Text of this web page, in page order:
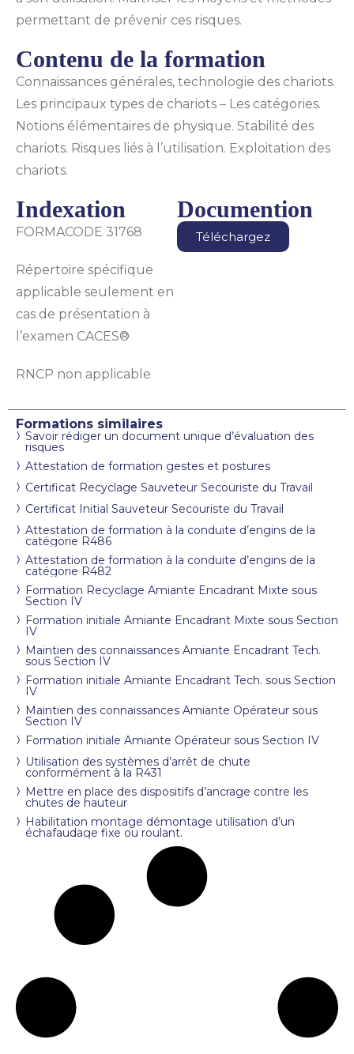
permettant de prévenir ces risques.
Contenu de la formation
Connaissances générales, technologie des chariots.
Les principaux types de chariots – Les catégories.
Notions élémentaires de physique. Stabilité des
chariots. Risques liés à l’utilisation. Exploitation des
chariots.
Indexation
FORMACODE 31768
Répertoire spécifique
applicable seulement en
cas de présentation à
l’examen CACES®
RNCP non applicable
Documention
Téléchargez
Formations similaires
Savoir rédiger un document unique d’évaluation des
risques
Attestation de formation gestes et postures
Certificat Recyclage Sauveteur Secouriste du Travail
Certificat Initial Sauveteur Secouriste du Travail
Attestation de formation à la conduite d’engins de la
catégorie R486
Attestation de formation à la conduite d’engins de la
catégorie R482
Formation Recyclage Amiante Encadrant Mixte sous
Section IV
Formation initiale Amiante Encadrant Mixte sous Section
IV
Maintien des connaissances Amiante Encadrant Tech.
sous Section IV
Formation initiale Amiante Encadrant Tech. sous Section
IV
Maintien des connaissances Amiante Opérateur sous
Section IV
Formation initiale Amiante Opérateur sous Section IV
Utilisation des systèmes d’arrêt de chute
conformément à la R431
Mettre en place des dispositifs d’ancrage contre les
chutes de hauteur
Habilitation montage démontage utilisation d’un
échafaudage fixe ou roulant.